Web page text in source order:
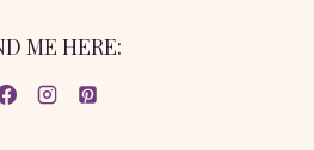
ME HERE: